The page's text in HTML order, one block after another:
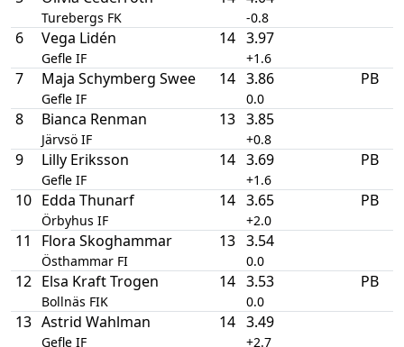
Turebergs FK -0.8
6 Vega Lidén
Gefle IF
14 3.97
+1.6
7 Maja Schymberg Swee
Gefle IF
14 3.86
0.0
PB
8 Bianca Renman
Järvsö IF
13 3.85
+0.8
9 Lilly Eriksson
Gefle IF
14 3.69
+1.6
PB
10 Edda Thunarf
Örbyhus IF
14 3.65
+2.0
PB
11 Flora Skoghammar
Östhammar FI
13 3.54
0.0
12 Elsa Kraft Trogen
Bollnäs FIK
14 3.53
0.0
PB
13 Astrid Wahlman
Gefle IF
14 3.49
+2.7